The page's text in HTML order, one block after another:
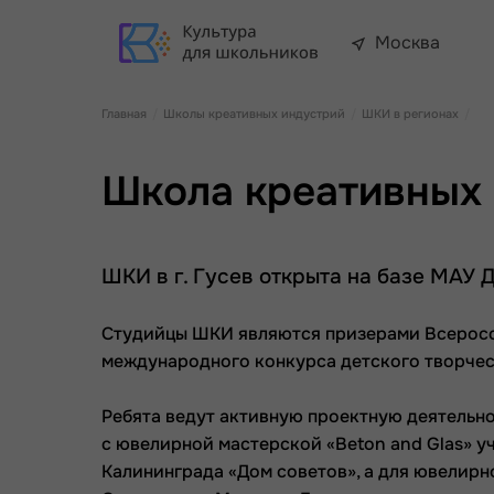
Москва
Главная Школы креативных индустрий ШКИ в регионах
Школа креативных
ШКИ в г. Гусев открыта на базе МАУ
Студийцы ШКИ являются призерами
международного конкурса детского
Ребята ведут активную проектную
с ювелирной мастерской «Beton and Glas»
Калининграда «Дом советов», а для